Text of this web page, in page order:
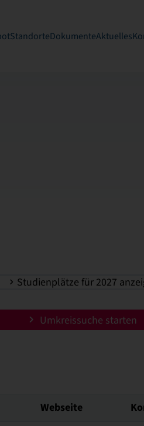
StandorteDokumenteAktuelles
Studienplätze für 2027
Umkreissuche starten
Webseite